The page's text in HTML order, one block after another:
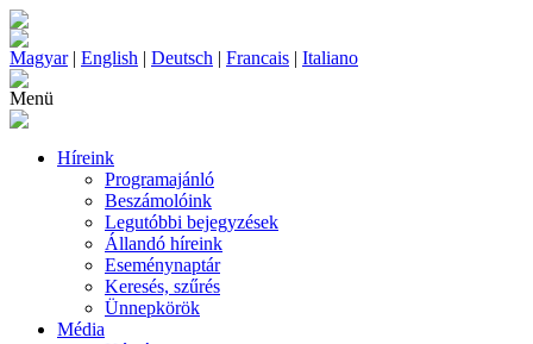
Magyar| English | Deutsch | Francais | Italiano
Menü
Híreink
Programajánló
Beszámolóink
Legutóbbi bejegyzések
Állandó híreink
Eseménynaptár
Keresés, szűrés
Ünnepkörök
Média